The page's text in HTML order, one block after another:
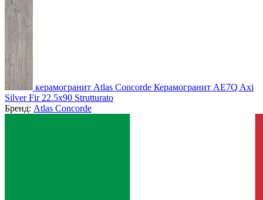
керамогранит Atlas Concorde Керамогранит AE7Q Axi
Silver Fir 22.5x90 Strutturato
Бренд: Atlas Concorde